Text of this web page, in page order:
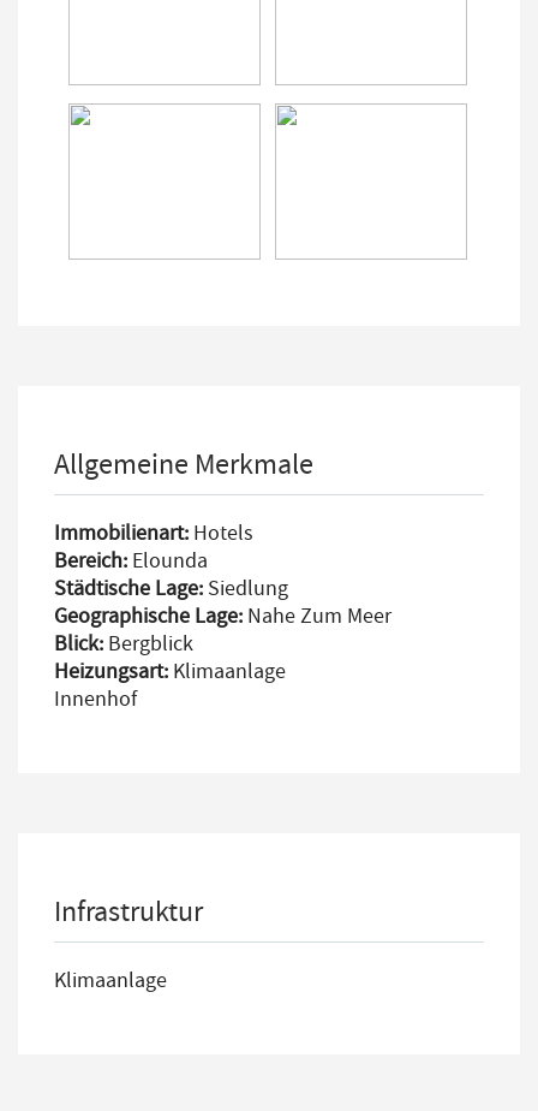
Allgemeine Merkmale
Immobilienart: Hotels
Bereich: Elounda
Städtische Lage: Siedlung
Geographische Lage: Nahe Zum Meer
Blick: Bergblick
Heizungsart: Klimaanlage
Innenhof
Infrastruktur
Klimaanlage